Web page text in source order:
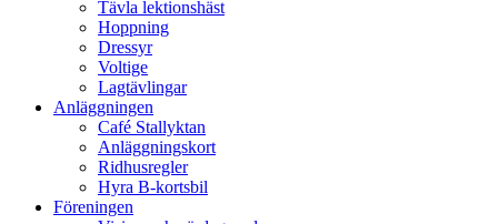
Tävla lektionshäst
Hoppning
Dressyr
Voltige
Lagtävlingar
Anläggningen
Café Stallyktan
Anläggningskort
Ridhusregler
Hyra B-kortsbil
Föreningen